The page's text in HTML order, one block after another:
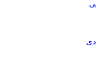
دی